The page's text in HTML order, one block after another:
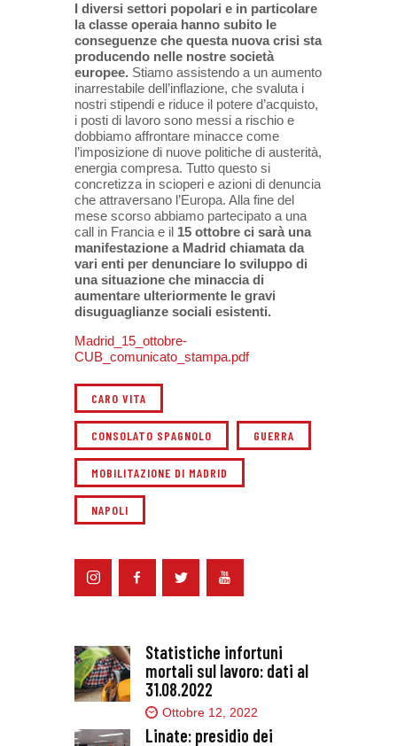
I diversi settori popolari e in particolare
la classe operaia hanno subito le
conseguenze che questa nuova crisi sta
producendo nelle nostre società
europee. Stiamo assistendo a un aumento
inarrestabile dell’inflazione, che svaluta i
nostri stipendi e riduce il potere d’acquisto,
i posti di lavoro sono messi a rischio e
dobbiamo affrontare minacce come
l’imposizione di nuove politiche di austerità,
energia compresa. Tutto questo si
concretizza in scioperi e azioni di denuncia
che attraversano l’Europa. Alla fine del
mese scorso abbiamo partecipato a una
call in Francia e il 15 ottobre ci sarà una
manifestazione a Madrid chiamata da
vari enti per denunciare lo sviluppo di
una situazione che minaccia di
aumentare ulteriormente le gravi
disuguaglianze sociali esistenti.
Madrid_15_ottobre-
CUB_comunicato_stampa.pdf
CARO VITA
CONSOLATO SPAGNOLO GUERRA
MOBILITAZIONE DI MADRID
NAPOLI
Statistiche infortuni
mortali sul lavoro: dati al
31.08.2022
Ottobre 12, 2022
Linate: presidio dei